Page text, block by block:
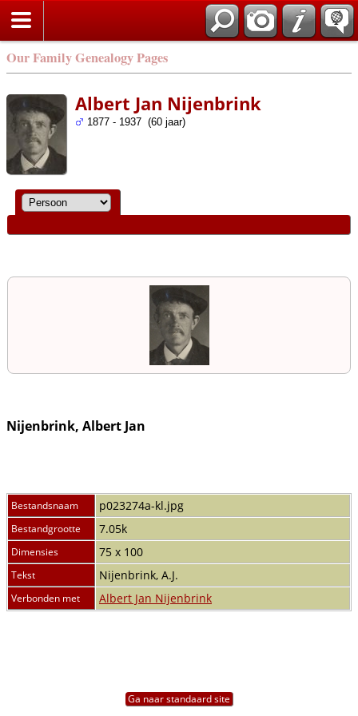
Our Family Genealogy Pages
Albert Jan Nijenbrink
1877 - 1937 (60 jaar)
Nijenbrink, Albert Jan
Bestandsnaam p023274a-kl.jpg
Bestandgrootte 7.05k
Dimensies 75 x 100
Tekst Nijenbrink, A.J.
Verbonden met Albert Jan Nijenbrink
Ga naar standaard site